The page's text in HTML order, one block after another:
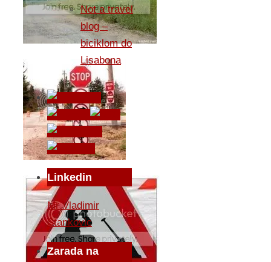
Not a travel
blog –
biciklom do
Lisabona
Linkedin
Mr Vladimir
Stankovic
Zarada na